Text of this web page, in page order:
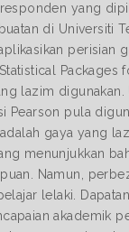
yang
di
lazim
Pearson pula
gaya yang
menunjukkan
Namun,
lelaki.
akademik